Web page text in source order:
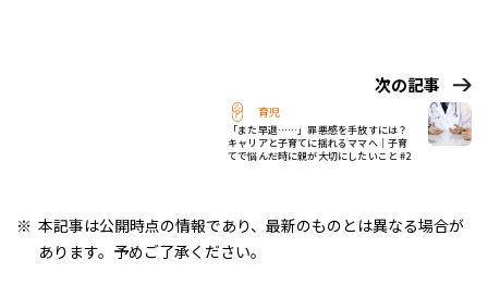
次の記事
育児
「また早退……」罪悪感を手放すには？
キャリアと子育てに揺れるママへ｜子育
てで悩んだ時に親が大切にしたいこと #2
本記事は公開時点の情報であり、最新のものとは異なる場合が
あります。予めご了承ください。